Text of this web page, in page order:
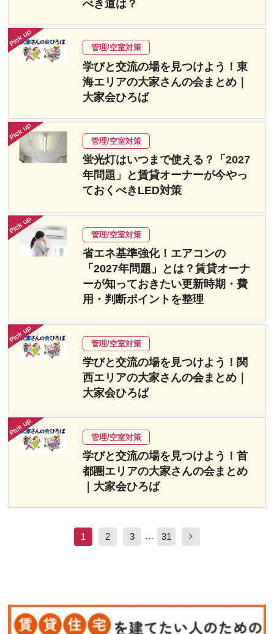
べき道は？
管理/空室対策
学びと交流の場を見つけよう！東
海エリアの大家さんの会まとめ｜
大家会ひろば
管理/空室対策
蛍光灯はいつまで使える？「2027
年問題」と賃貸オーナーが今やっ
ておくべきLED対策
管理/空室対策
省エネ基準強化！エアコンの
「2027年問題」とは？賃貸オーナ
ーが知っておきたい更新時期・費
用・判断ポイントを整理
管理/空室対策
学びと交流の場を見つけよう！関
西エリアの大家さんの会まとめ｜
大家会ひろば
管理/空室対策
学びと交流の場を見つけよう！首
都圏エリアの大家さんの会まとめ
｜大家会ひろば
1 2 3 … 31